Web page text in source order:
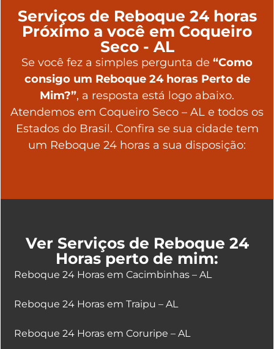
Serviços de Reboque 24 horas
Próximo a você em Coqueiro
Seco - AL
Se você fez a simples pergunta de “Como
consigo um Reboque 24 horas Perto de
Mim?”, a resposta está logo abaixo.
Atendemos em Coqueiro Seco – AL e todos os
Estados do Brasil. Confira se sua cidade tem
um Reboque 24 horas a sua disposição:
Ver Serviços de Reboque 24
Horas perto de mim:
Reboque 24 Horas em Cacimbinhas – AL
Reboque 24 Horas em Traipu – AL
Reboque 24 Horas em Coruripe – AL